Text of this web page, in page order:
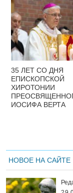
35 ЛЕТ СО ДНЯ
ЕПИСКОПСКОЙ
ХИРОТОНИИ
ИОСИФА ВЕРТА
НОВОЕ НА САЙТЕ